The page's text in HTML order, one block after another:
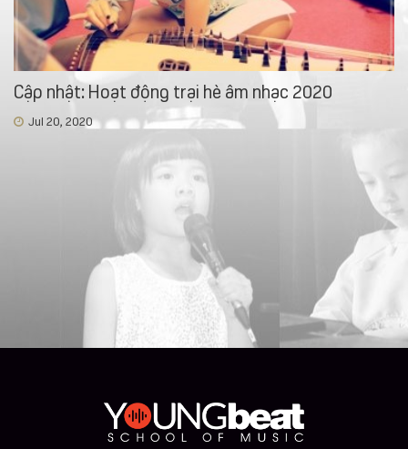
Cập nhật: Hoạt động trại hè âm nhạc 2020
Jul 20, 2020